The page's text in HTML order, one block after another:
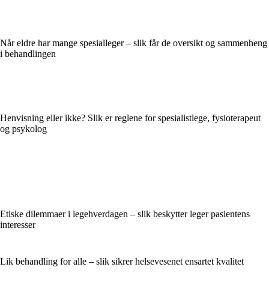
Når eldre har mange spesialleger – slik får de oversikt og sammenheng
i behandlingen
Henvisning eller ikke? Slik er reglene for spesialistlege, fysioterapeut
og psykolog
Etiske dilemmaer i legehverdagen – slik beskytter leger pasientens
interesser
Lik behandling for alle – slik sikrer helsevesenet ensartet kvalitet